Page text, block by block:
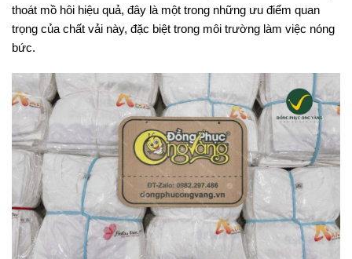
thoát mồ hôi hiệu quả, đây là một trong những ưu điểm quan
trọng của chất vải này, đặc biệt trong môi trường làm việc nóng
bức.